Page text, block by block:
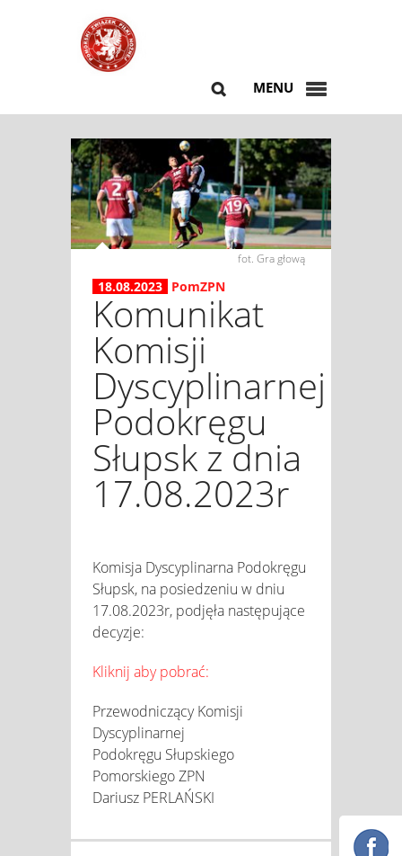
MENU
fot. Gra głową
18.08.2023 PomZPN
Komunikat
Komisji
Dyscyplinarnej
Podokręgu
Słupsk z dnia
17.08.2023r
Komisja Dyscyplinarna Podokręgu
Słupsk, na posiedzeniu w dniu
17.08.2023r, podjęła następujące
decyzje:
Kliknij aby pobrać:
Przewodniczący Komisji
Dyscyplinarnej
Podokręgu Słupskiego
Pomorskiego ZPN
Dariusz PERLAŃSKI